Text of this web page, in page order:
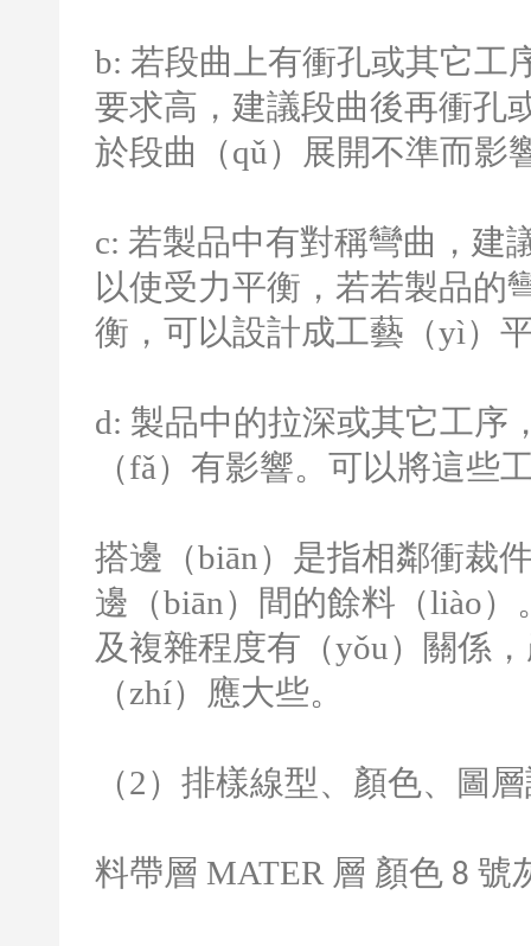
b: 若段曲上有衝孔或其它工
要求高，建議段曲後再衝孔
於段曲（qǔ）展開不準而影
c: 若製品中有對稱彎曲，建
以使受力平衡，若若製品的
衡，可以設計成工藝（yì）
d: 製品中的拉深或其它工序
（fǎ）有影響。可以將這些
搭邊（biān）是指相鄰衝裁
邊（biān）間的餘料（liào
及複雜程度有（yǒu）關係
（zhí）應大些。
（2）排樣線型、顏色、圖
料帶層 MATER 層 顏色 8 號